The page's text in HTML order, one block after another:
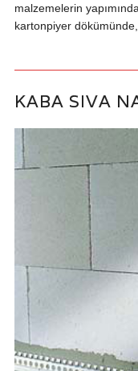
malzemelerin
kartonpiyer dökümünde,
KABA SIVA